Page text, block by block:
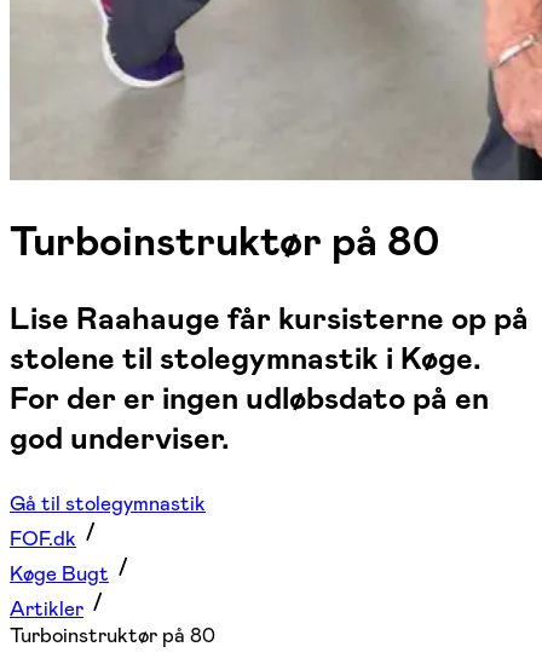
Turboinstruktør på 80
Lise Raahauge får kursisterne op på
stolene til stolegymnastik i Køge.
For der er ingen udløbsdato på en
god underviser.
Gå til stolegymnastik
FOF.dk
Køge Bugt
Artikler
Turboinstruktør på 80